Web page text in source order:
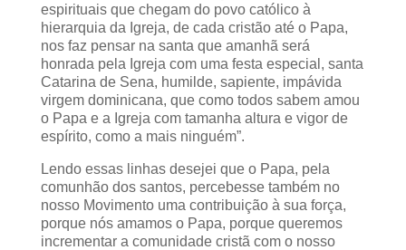
espirituais que chegam do povo católico à
hierarquia da Igreja, de cada cristão até o Papa,
nos faz pensar na santa que amanhã será
honrada pela Igreja com uma festa especial, santa
Catarina de Sena, humilde, sapiente, impávida
virgem dominicana, que como todos sabem amou
o Papa e a Igreja com tamanha altura e vigor de
espírito, como a mais ninguém”.
Lendo essas linhas desejei que o Papa, pela
comunhão dos santos, percebesse também no
nosso Movimento uma contribuição à sua força,
porque nós amamos o Papa, porque queremos
incrementar a comunidade cristã com o nosso